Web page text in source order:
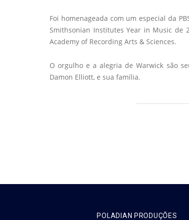
Foi homenageada com um especial da
Smithsonian Institutes Year in Music de
Academy of Recording Arts & Sciences.
O orgulho e a alegria de Warwick são
Damon Elliott, e sua família.
POLADIAN PRODUÇÕES